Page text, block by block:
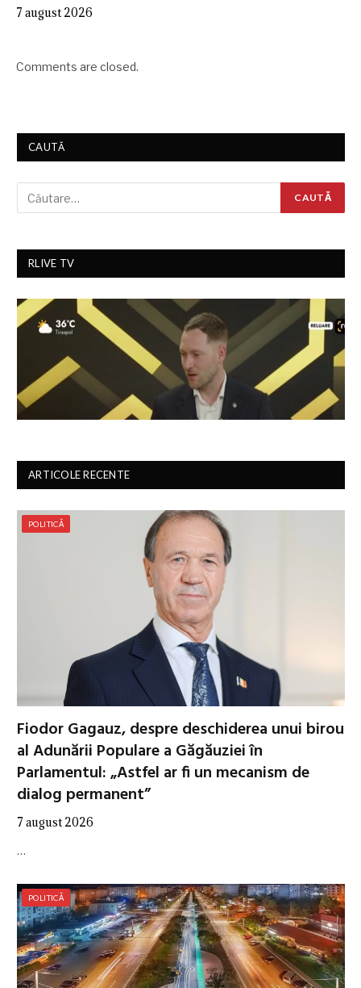
7 august 2026
Comments are closed.
CAUTĂ
RLIVE TV
ARTICOLE RECENTE
POLITICĂ
Fiodor Gagauz, despre deschiderea unui birou
al Adunării Populare a Găgăuziei în
Parlamentul: „Astfel ar fi un mecanism de
dialog permanent”
7 august 2026
…
POLITICĂ